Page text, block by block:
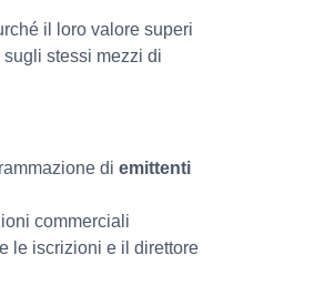
il loro valore superi
stessi mezzi di
di emittenti
commerciali
le iscrizioni e il direttore